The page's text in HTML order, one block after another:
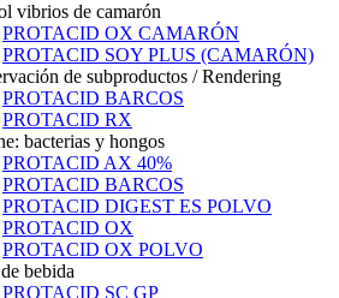
vibrios de camarón
PROTACID OX CAMARÓN
PROTACID SOY PLUS (CAMARÓN)
de subproductos / Rendering
PROTACID BARCOS
PROTACID RX
bacterias y hongos
PROTACID AX 40%
PROTACID BARCOS
PROTACID DIGEST ES POLVO
PROTACID OX
PROTACID OX POLVO
bebida
PROTACID SC GP